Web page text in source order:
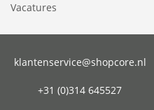
Vacatures
klantenservice@shopcore.nl
+31 (0)314 645527